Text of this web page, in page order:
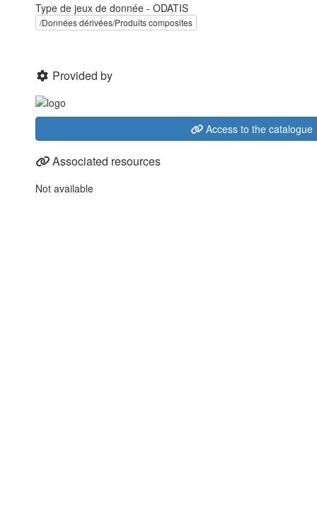
Type de jeux de donnée - ODATIS
/Données dérivées/Produits composites
Provided by
Access to the catalogue
Associated resources
Not available